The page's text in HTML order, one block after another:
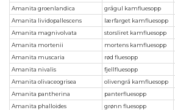
Amanita groenlandica
grågul kamfluesopp
Amanita lividopallescens
lærfarget kamfluesopp
Amanita magnivolvata
storsliret kamfluesopp
Amanita mortenii
mortens kamfluesopp
Amanita muscaria
rød fluesopp
Amanita nivalis
fjellfluesopp
Amanita olivaceogrisea
olivengrå kamfluesopp
Amanita pantherina
panterfluesopp
Amanita phalloides
grønn fluesopp